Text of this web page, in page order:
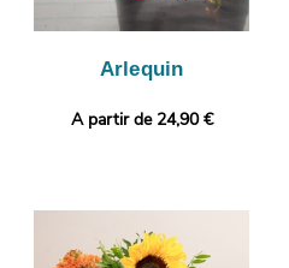
Arlequin
A partir de 24,90 €